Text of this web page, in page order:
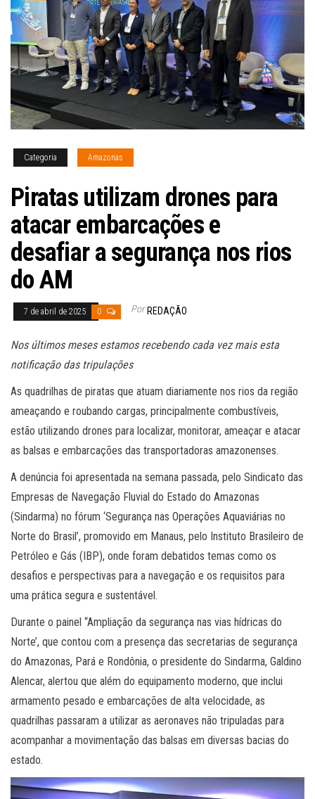
Categoria Amazonas
Piratas utilizam drones para
atacar embarcações e
desafiar a segurança nos rios
do AM
7 de abril de 2025 0 Por REDAÇÃO
Nos últimos meses estamos recebendo cada vez mais esta
notificação das tripulações
As quadrilhas de piratas que atuam diariamente nos rios da região
ameaçando e roubando cargas, principalmente combustíveis,
estão utilizando drones para localizar, monitorar, ameaçar e atacar
as balsas e embarcações das transportadoras amazonenses.
A denúncia foi apresentada na semana passada, pelo Sindicato das
Empresas de Navegação Fluvial do Estado do Amazonas
(Sindarma) no fórum ‘Segurança nas Operações Aquaviárias no
Norte do Brasil’, promovido em Manaus, pelo Instituto Brasileiro de
Petróleo e Gás (IBP), onde foram debatidos temas como os
desafios e perspectivas para a navegação e os requisitos para
uma prática segura e sustentável.
Durante o painel “Ampliação da segurança nas vias hídricas do
Norte’, que contou com a presença das secretarias de segurança
do Amazonas, Pará e Rondônia, o presidente do Sindarma, Galdino
Alencar, alertou que além do equipamento moderno, que inclui
armamento pesado e embarcações de alta velocidade, as
quadrilhas passaram a utilizar as aeronaves não tripuladas para
acompanhar a movimentação das balsas em diversas bacias do
estado.